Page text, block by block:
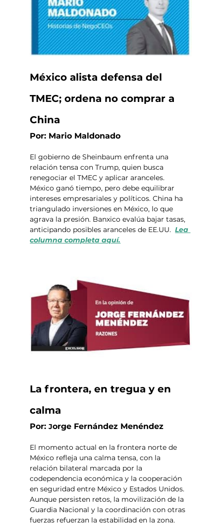
México alista defensa del
TMEC; ordena no comprar a
China
Por: Mario Maldonado
El gobierno de Sheinbaum enfrenta una
relación tensa con Trump, quien busca
renegociar el TMEC y aplicar aranceles.
México ganó tiempo, pero debe equilibrar
intereses empresariales y políticos. China ha
triangulado inversiones en México, lo que
agrava la presión. Banxico evalúa bajar tasas,
anticipando posibles aranceles de EE.UU. Lea
columna completa aquí.
La frontera, en tregua y en
calma
Por: Jorge Fernández Menéndez
El momento actual en la frontera norte de
México refleja una calma tensa, con la
relación bilateral marcada por la
codependencia económica y la cooperación
en seguridad entre México y Estados Unidos.
Aunque persisten retos, la movilización de la
Guardia Nacional y la coordinación con otras
fuerzas refuerzan la estabilidad en la zona.